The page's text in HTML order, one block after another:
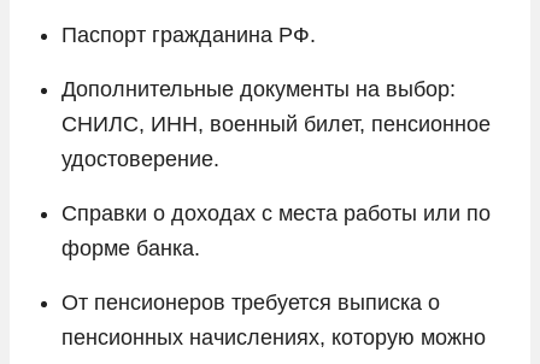
Паспорт гражданина РФ.
Дополнительные документы на выбор:
СНИЛС, ИНН, военный билет, пенсионное
удостоверение.
Справки о доходах с места работы или по
форме банка.
От пенсионеров требуется выписка о
пенсионных начислениях, которую можно